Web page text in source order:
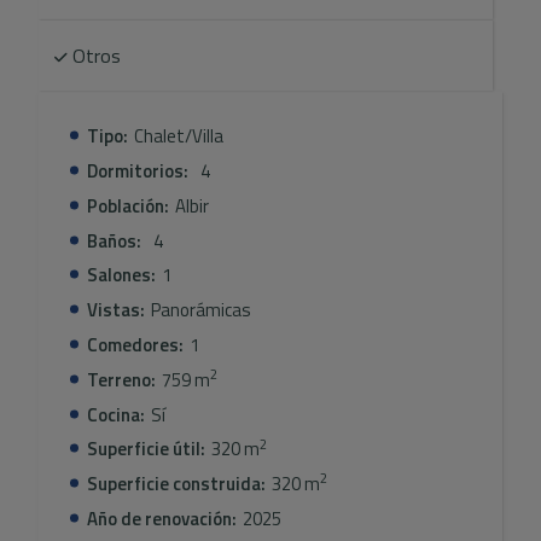
La vivienda está equipada con materiales de alta calidad:
cuidadosamente seleccionado.
El espacio exterior está diseñado para la relajación y el
privada y zonas ajardinadas que complementan el
entorno.
Otros
Tipo: Chalet/Villa
Dormitorios: 4
Población: Albir
Baños: 4
Salones: 1
Vistas: Panorámicas
Comedores: 1
Terreno: 759 m2
Cocina: Sí
Superficie útil: 320 m2
Superficie construida: 320 m2
Año de renovación: 2025